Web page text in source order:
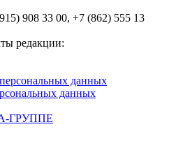
908 33 00, +7 (862) 555 13
редакции:
данных
данных
ГРУППЕ